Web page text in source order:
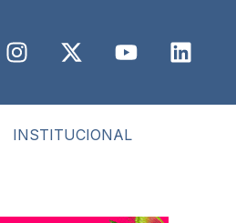
INSTITUCIONAL